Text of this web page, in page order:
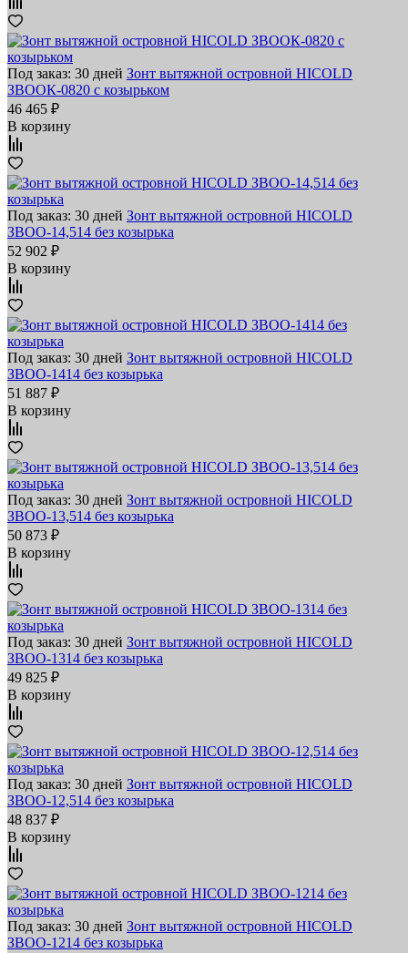
Под заказ: 30 дней Зонт вытяжной островной HICOLD
ЗВООК-0820 с козырьком
46 465 ₽
В корзину
Под заказ: 30 дней Зонт вытяжной островной HICOLD
ЗВОО-14,514 без козырька
52 902 ₽
В корзину
Под заказ: 30 дней Зонт вытяжной островной HICOLD
ЗВОО-1414 без козырька
51 887 ₽
В корзину
Под заказ: 30 дней Зонт вытяжной островной HICOLD
ЗВОО-13,514 без козырька
50 873 ₽
В корзину
Под заказ: 30 дней Зонт вытяжной островной HICOLD
ЗВОО-1314 без козырька
49 825 ₽
В корзину
Под заказ: 30 дней Зонт вытяжной островной HICOLD
ЗВОО-12,514 без козырька
48 837 ₽
В корзину
Под заказ: 30 дней Зонт вытяжной островной HICOLD
ЗВОО-1214 без козырька